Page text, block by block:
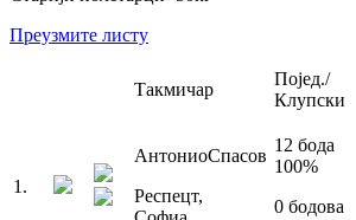
Преузмите листу
Такмичар
Појед./
Клупски
1 .
АнтониоСпасов
Респецт,
12 бода
100%
0 бодова